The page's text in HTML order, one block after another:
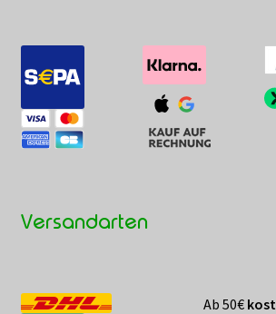
Versandarten
Ab 50€